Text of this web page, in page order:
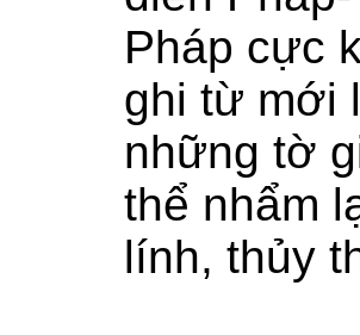
Pháp cực
ghi từ mới
những tờ
thể nhẩm
lính, thủy